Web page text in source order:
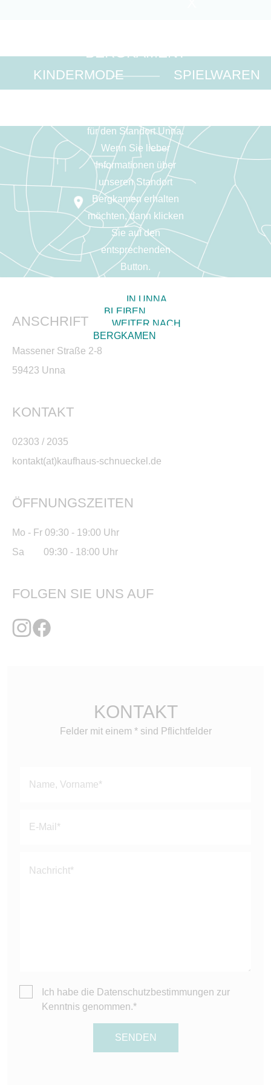
für den Standort Unna.
Wenn Sie lieber
Informationen über
unseren Standort
Bergkamen erhalten
möchten, dann klicken
Sie auf den
entsprechenden
Button.
IN UNNA
BLEIBEN
WEITER NACH
BERGKAMEN
KINDERMODE SPIELWAREN
ANSCHRIFT
Massener Straße 2-8
59423 Unna
KONTAKT
02303 / 2035
kontakt(at)kaufhaus-schnueckel.de
ÖFFNUNGSZEITEN
Mo - Fr 09:30 - 19:00 Uhr
Sa 09:30 - 18:00 Uhr
FOLGEN SIE UNS AUF
KONTAKT
Felder mit einem * sind Pflichtfelder
dieses
leer.
Ich habe die Datenschutzbestimmungen zur
Kenntnis genommen.*